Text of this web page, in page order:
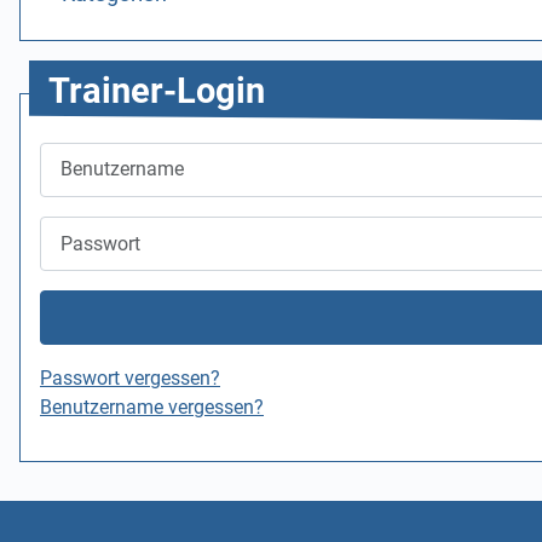
Trainer-Login
Passwort vergessen?
Benutzername vergessen?